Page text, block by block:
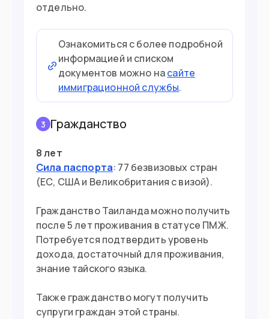
отдельно.
Ознакомиться с более подробной
информацией и списком
документов можно насайте
иммиграционной службы.
3 Гражданство
8 лет
Сила паспорта: 77 безвизовых стран
(ЕС, США и Великобритания с визой).
Гражданство Таиланда можно получить
после 5 лет проживания в статусе ПМЖ.
Потребуется подтвердить уровень
дохода, достаточный для проживания,
знание тайского языка.
Также гражданство могут получить
супруги граждан этой страны.